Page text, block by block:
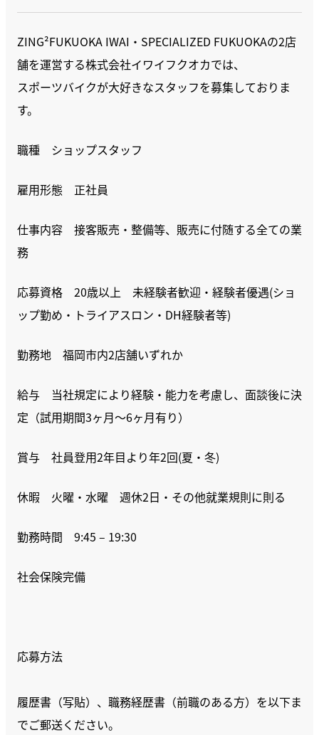
ZING²FUKUOKA IWAI・SPECIALIZED FUKUOKAの2店
舗を運営する株式会社イワイフクオカでは、
スポーツバイクが大好きなスタッフを募集しておりま
す。
職種 ショップスタッフ
雇用形態 正社員
仕事内容 接客販売・整備等、販売に付随する全ての業
務
応募資格 20歳以上 未経験者歓迎・経験者優遇(ショ
ップ勤め・トライアスロン・DH経験者等)
勤務地 福岡市内2店舗いずれか
給与 当社規定により経験・能力を考慮し、面談後に決
定（試用期間3ヶ月〜6ヶ月有り）
賞与 社員登用2年目より年2回(夏・冬)
休暇 火曜・水曜 週休2日・その他就業規則に則る
勤務時間 9:45 – 19:30
社会保険完備
応募方法
履歴書（写貼）、職務経歴書（前職のある方）を以下ま
でご郵送ください。